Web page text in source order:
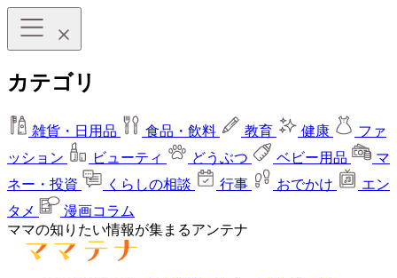
カテゴリ
雑貨・日用品 食品・飲料 教育 健康
ファ
ッション
ビューティ どうぶつ ベビー用品
マ
ネー・投資
くらしの相談 行事 おでかけ
エン
タメ
漫画コラム
ママの知りたい情報が集まるアンテナ